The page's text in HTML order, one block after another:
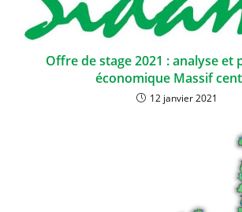
Offre de stage 2021 : analyse et
économique Massif
12 janvier 2021